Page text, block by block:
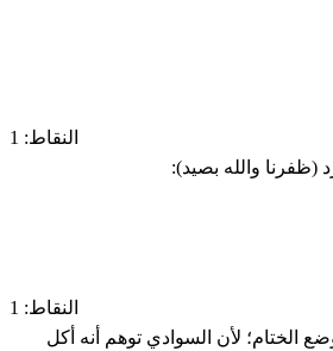
النقاط: 1
(ظفرنا والله بصيد):
النقاط: 1
الختام؛ لأن السوادي توهم أنه أكل